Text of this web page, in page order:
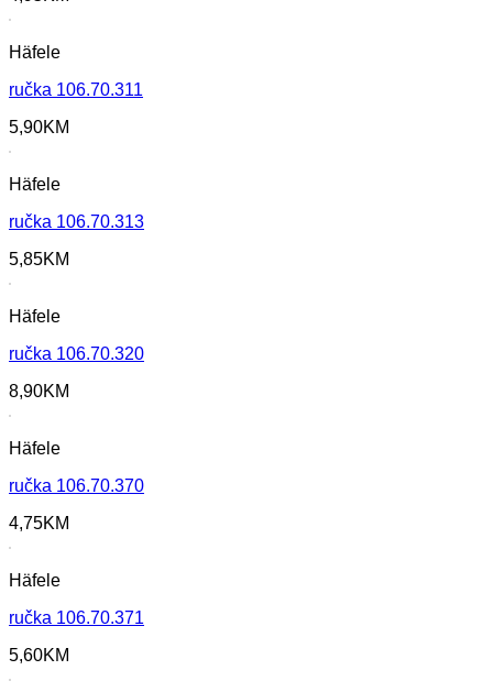
Häfele
ručka 106.70.311
5,90KM
Häfele
ručka 106.70.313
5,85KM
Häfele
ručka 106.70.320
8,90KM
Häfele
ručka 106.70.370
4,75KM
Häfele
ručka 106.70.371
5,60KM